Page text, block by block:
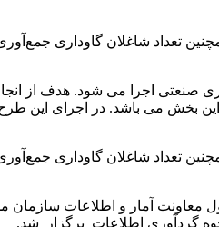
تعداد شاغلان گاوداری
های صنعتی کشور به صورت تمام شماری در سراسر کشور و با مراجعه به بیش از ۲۶
تعداد شاغلان گاوداری
آمار و اطلاعات سازمان